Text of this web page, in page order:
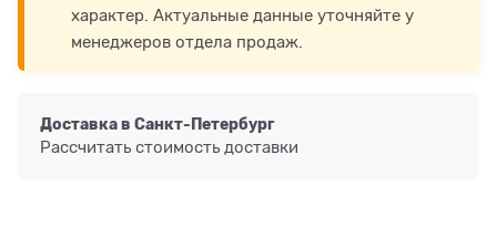
характер. Актуальные данные уточняйте у
менеджеров отдела продаж.
Доставка в Санкт-Петербург
Рассчитать стоимость доставки